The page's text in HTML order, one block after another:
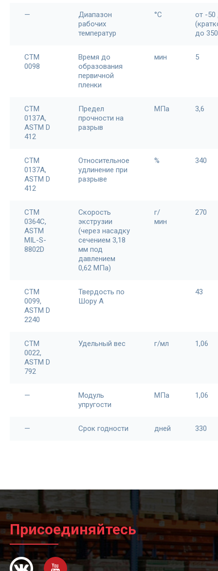
—
Диапазон
рабочих
температур
°С
от -50
до
CTM
0098
Время до
образования
первичной
пленки
мин 5
CTM
0137A,
ASTM D
412
Предел
прочности на
разрыв
МПа 3,6
CTM
0137A,
ASTM D
412
Относительное
удлинение при
разрыве
% 340
CTM
0364C,
ASTM
MIL-S-
8802D
Скорость
экструзии
(через насадку
сечением 3,18
мм под
давлением
0,62 МПа)
г/
мин
270
CTM
0099,
ASTM D
2240
Твердость по
Шору А
43
CTM
0022,
ASTM D
792
Удельный вес г/мл 1,06
—
Модуль
упругости
МПа 1,06
— Срок годности дней 330
Присоединяйтесь